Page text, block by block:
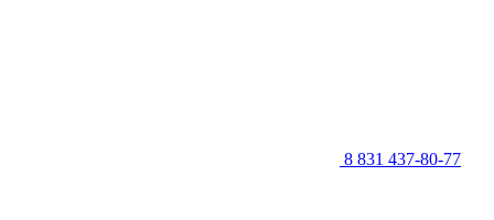
8 831 437-80-77